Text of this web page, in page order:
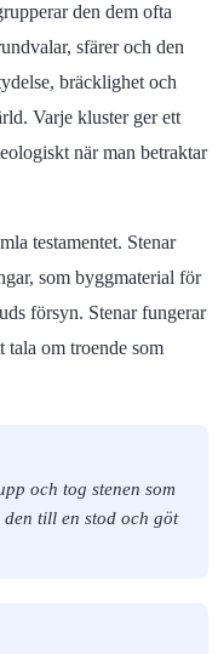
den dem ofta
sfärer och den
bräcklighet och
Varje kluster ger ett
när man betraktar
testamentet. Stenar
som byggmaterial för
försyn. Stenar fungerar
tala om troende som
och tog stenen som
till en stod och göt